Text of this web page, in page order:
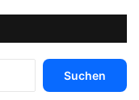
Suchen
nach: